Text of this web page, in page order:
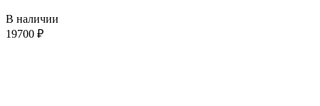
В наличии
19700 ₽